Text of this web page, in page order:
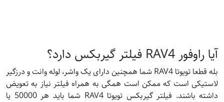
آیا راوفور RAV4 فیلتر گیربکس دارد؟
بله قطعا تویوتا RAV4 شما همچنین دارای یک واشر، لوله وانت و درزگیر
لاستیکی است که ممکن است همگی به همراه فیلتر نیاز به تعویض
داشته باشند. فیلتر گیربکس تویوتا RAV4 شما باید هر 50000 یا